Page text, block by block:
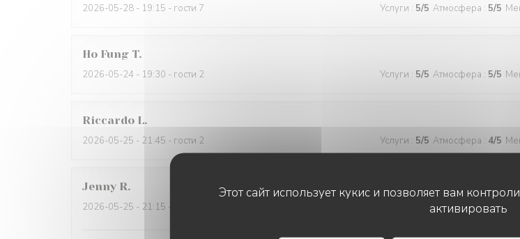
Этот сайт использует кукис и позволяет вам
активировать
2026-05-28 - 19:15 - гости 7 Услуги : 5/5 Атмосфера : 5/5
Ho Fung T
2026-05-24 - 19:30 - гости 2 Услуги : 5/5 Атмосфера : 5/5
Riccardo L
2026-05-25 - 21:45 - гости 2 Услуги : 5/5 Атмосфера : 4/5
Jenny R
2026-05-25 - 21:15 - гости 2 Атмосфера:5/5